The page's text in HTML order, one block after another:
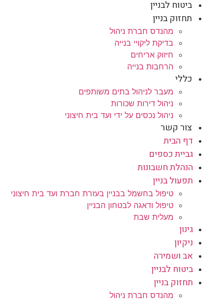
ביטוח לבניין
תחזוק בניין
מהנדס חברת ניהול
בדיקת ליקויי בנייה
חיזוק אריחים
הרחבות בנייה
כללי
מעבר לניהול בתים משותפים
ניהול דירות שכורות
ניהול נכסים על ידי ועד בית חיצוני
צור קשר
דף הבית
גביית כספים
הנהלת חשבונות
תפעול בניין
טיפול בחשמל בבניין בעזרת חברת ועד בית חיצוני
טיפול ודאגה לבטחון הבניין
מעלית שבת
גינון
ניקיון
אב ושמירה
ביטוח לבניין
תחזוק בניין
מהנדס חברת ניהול